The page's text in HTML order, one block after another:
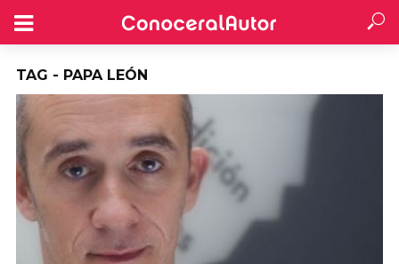
TAG - PAPA LEÓN